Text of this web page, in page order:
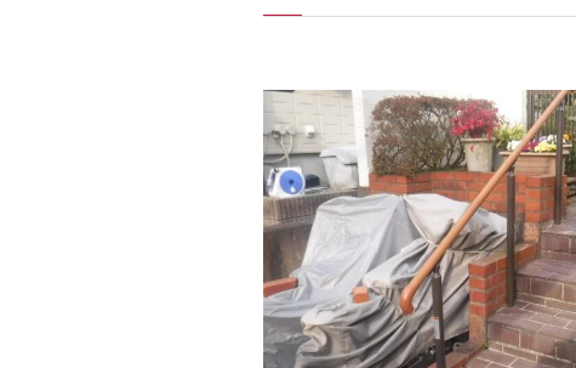
近代ホームについて
自社大工集団「名匠会」
ホームオーナー様が集う会『100TOMO』